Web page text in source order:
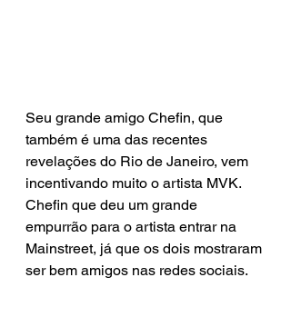
Seu grande amigo Chefin, que
também é uma das recentes
revelações do Rio de Janeiro, vem
incentivando muito o artista MVK.
Chefin que deu um grande
empurrão para o artista entrar na
Mainstreet, já que os dois mostraram
ser bem amigos nas redes sociais.